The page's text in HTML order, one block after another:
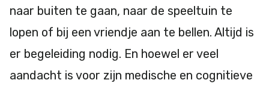
naar buiten te gaan, naar de speeltuin te
lopen of bij een vriendje aan te bellen. Altijd is
er begeleiding nodig. En hoewel er veel
aandacht is voor zijn medische en cognitieve